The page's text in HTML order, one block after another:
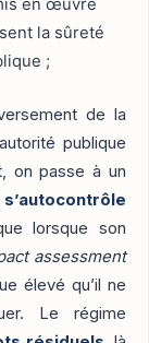
en œuvre
la sûreté
;
de la
publique
on passe à un
s’autocontrôle
lorsque son
assessment
élevé qu’il ne
Le régime